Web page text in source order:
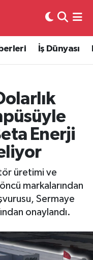
İş Dünyası
Enerji
üretimi ve
markalarından
Sermaye
onaylandı.